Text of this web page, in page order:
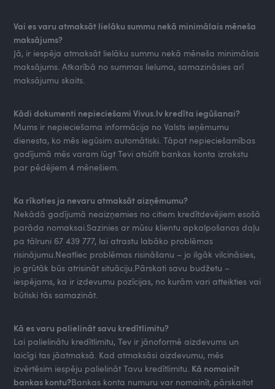
Vai es varu atmaksāt lielāku summu nekā minimālais mēneša
maksājums?
Jā, ir iespēja atmaksāt lielāku summu nekā mēneša minimālais
maksājums. Atkarībā no summas lieluma, samazināsies arī
maksājumu skaits.
Kādi dokumenti nepieciešami Vivus.lv kredīta iegūšanai?
Mums ir nepieciešama informācija no Valsts ieņēmumu
dienesta, ko mēs iegūsim automātiski. Tāpat nepieciešamības
gadījumā mēs varam lūgt Tevi atsūtīt bankas konta izrakstu
par pēdējiem 4 mēnešiem.
Ka rīkoties ja nevaru atmaksāt aizņēmumu?
Nekādā gadījumā neaizņemies no citiem kredītdevējiem esošā
parāda nomaksai.Sazinies ar mūsu klientu apkalpošanas daļu
pa tālruni 67 439 777, lai atrastu labāko problēmas
risinājumu.Neatliec problēmas risināšanu – jo ilgāk vilcināsies,
jo grūtāk būs atrisināt situāciju.Pārskati savu budžetu –
iespējams, ka ir izdevumu pozīcijas, no kurām vari atteikties vai
būtiski tās samazināt.
Kā es varu palielināt savu kredītlimitu?
Lai palielinātu kredītlimitu, Tev ir jānoformē aizdevums un
laicīgi tas jāatmaksā. Kad atmaksāsi aizdevumu, mēs
izvērtēsim iespēju palielināt Tavu kredītlimitu. Kā nomainīt
bankas kontu?Bankas konta numuru var nomainīt, pārskaitot